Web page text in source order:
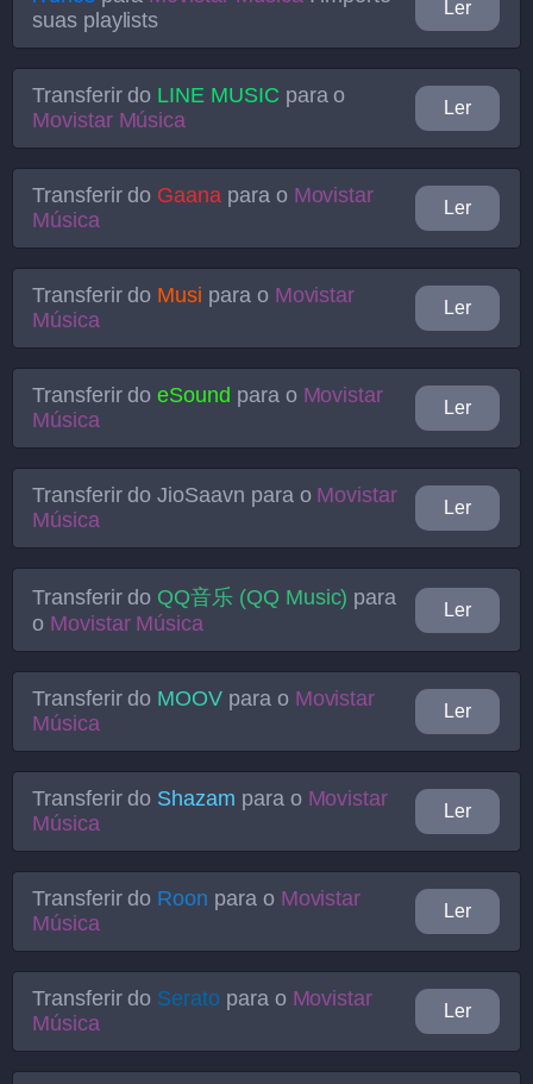
suas playlists
Ler
Transferir do LINE MUSIC para o
Movistar Música
Ler
Transferir do Gaanapara o Movistar
Música
Ler
Transferir do Musi para o Movistar
Música
Ler
Transferir doeSound para o Movistar
Música
Ler
Transferir doJioSaavn para o Movistar
Música
Ler
Transferir do QQ音乐 (QQ Music) para
o Movistar Música
Ler
Transferir do MOOV para o Movistar
Música
Ler
Transferir do Shazam para o Movistar
Música
Ler
Transferir do Roon para o Movistar
Música
Ler
Transferir do Serato para o Movistar
Música
Ler